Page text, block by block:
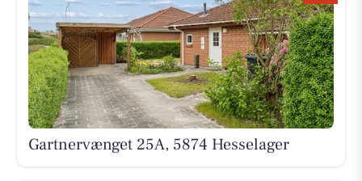
Gartnervænget 25A, 5874 Hesselager